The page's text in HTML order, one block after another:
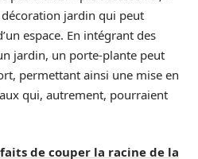
jardin qui peut
espace. En intégrant des
jardin, un porte-plante peut
permettant ainsi une mise en
qui, autrement, pourraient
de couper la racine de la